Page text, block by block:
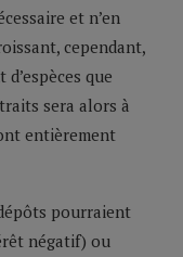
et n’en
cependant,
que
sera alors à
entièrement
pourraient
négatif) ou